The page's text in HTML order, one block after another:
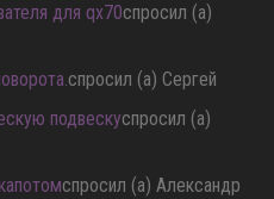
для qx70спросил (а)
спросил (а) Сергей
подвескуспросил (а)
спросил (а) Александр